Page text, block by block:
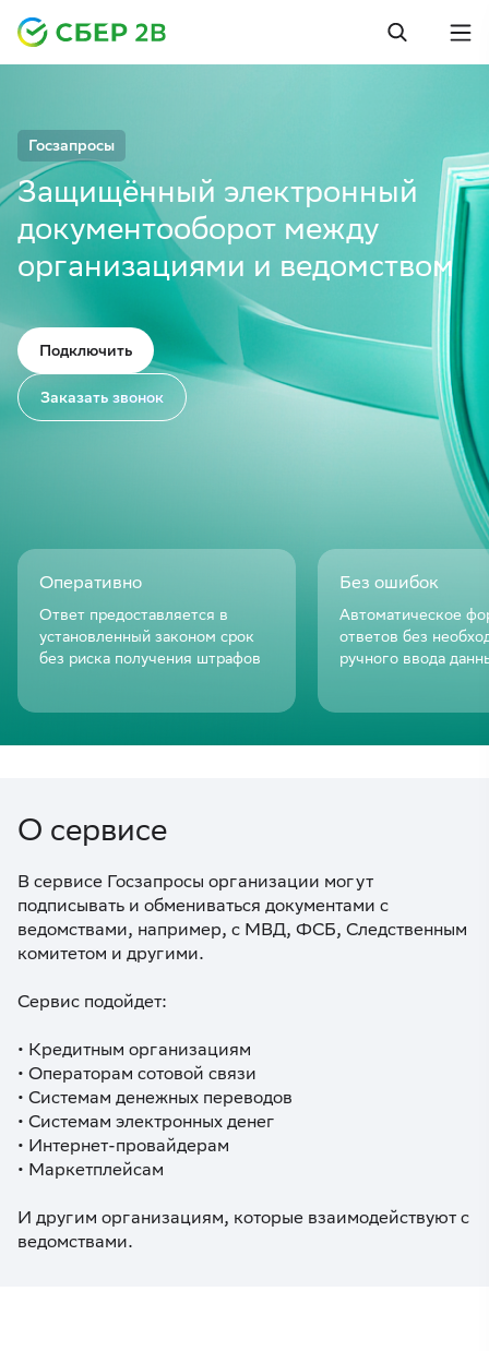
Госзапросы
Защищённый электронный
документооборот между
организациями и ведомством
Подключить
Заказать звонок
Оперативно
Ответ предоставляется в
установленный законом срок
без риска получения штрафов
Без ошибок
Автоматическое
ответов без
ручного ввода
О сервисе
В сервисе Госзапросы организации могут
подписывать и обмениваться документами с
ведомствами, например, с МВД, ФСБ, Следственным
комитетом и другими.
Сервис подойдет:
• Кредитным организациям
• Операторам сотовой связи
• Системам денежных переводов
• Системам электронных денег
• Интернет-провайдерам
• Маркетплейсам
И другим организациям, которые взаимодействуют с
ведомствами.